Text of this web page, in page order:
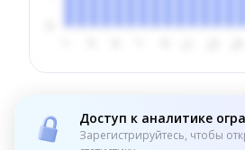
Доступ к аналитике
Зарегистрируйтесь, чтобы